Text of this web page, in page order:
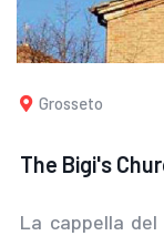
Grosseto
The Bigi's
La cappella